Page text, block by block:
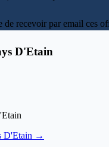
de recevoir par email ces
D'Etain
D'Etain →